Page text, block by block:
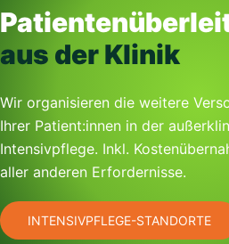
aus der Klinik
Wir organisieren die weitere
Ihrer Patient:innen in der
Intensivpflege. Inkl.
aller anderen Erfordernisse.
INTENSIVPFLEGE-STANDORTE